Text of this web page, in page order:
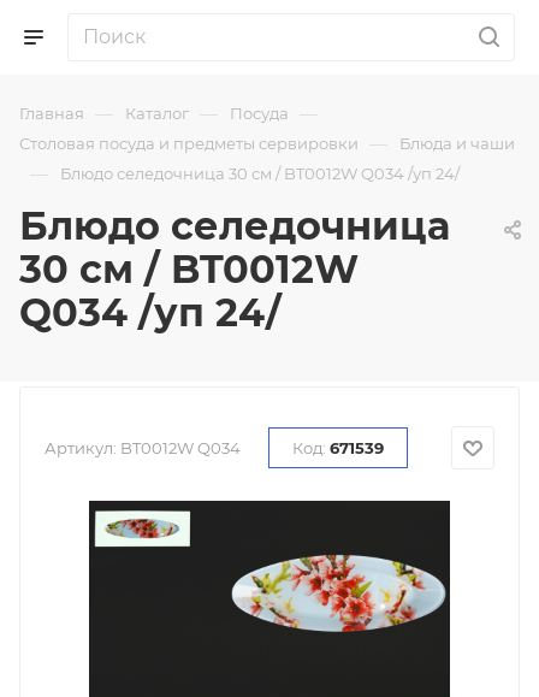
Главная — Каталог — Посуда —
Столовая посуда и предметы сервировки — Блюда и чаши
— Блюдо селедочница 30 см / BT0012W Q034 /уп 24/
Блюдо селедочница
30 см / BT0012W
Q034 /уп 24/
Артикул: BT0012W Q034 Код: 671539